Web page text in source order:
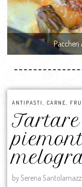
Paccheri
ANTIPASTI CARNE
by Serena